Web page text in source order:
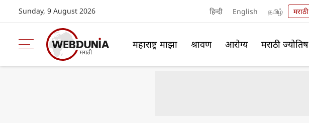
Sunday, 9 August 2026 हिन्दी English தமிழ் मराठी
महाराष्ट्र माझा श्रावण आरोग्य मराठी ज्योतिष